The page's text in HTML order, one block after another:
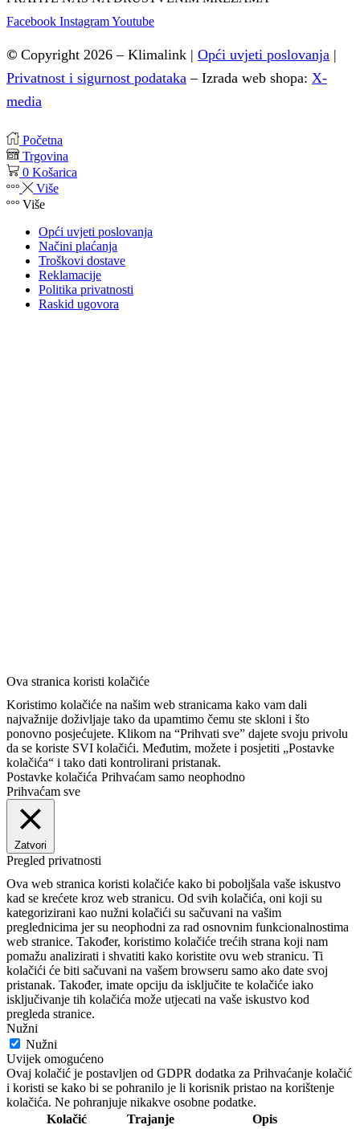
Facebook InstagramYoutube
© Copyright 2026 – Klimalink | Opći uvjeti poslovanja |
Privatnost i sigurnost podataka – Izrada web shopa: X-
media
Početna
Trgovina
0 Košarica
Više
Više
Opći uvjeti poslovanja
Načini plaćanja
Troškovi dostave
Reklamacije
Politika privatnosti
Raskid ugovora
Ova stranica koristi kolačiće
Koristimo kolačiće na našim web stranicama kako vam dali
najvažnije doživljaje tako da upamtimo čemu ste skloni i što
ponovno posjećujete. Klikom na “Prihvati sve” dajete svoju privolu
da se koriste SVI kolačići. Međutim, možete i posjetiti „Postavke
kolačića“ i tako dati kontrolirani pristanak.
Postavke kolačića Prihvaćam samo neophodno
Prihvaćam sve
Zatvori
Pregled privatnosti
Ova web stranica koristi kolačiće kako bi poboljšala vaše iskustvo
kad se krećete kroz web stranicu. Od svih kolačića, oni koji su
kategorizirani kao nužni kolačići su sačuvani na vašim
preglednicima jer su neophodni za rad osnovnim funkcionalnostima
web stranice. Također, koristimo kolačiće trećih strana koji nam
pomažu analizirati i shvatiti kako koristite ovu web stranicu. Ti
kolačići će biti sačuvani na vašem browseru samo ako date svoj
pristanak. Također, imate opciju da isključite te kolačiće iako
isključivanje tih kolačića može utjecati na vaše iskustvo kod
pregleda stranice.
Nužni
Nužni
Uvijek omogućeno
Ovaj kolačić je postavljen od GDPR dodatka za Prihvaćanje kolačić
i koristi se kako bi se pohranilo je li korisnik pristao na korištenje
kolačića. Ne pohranjuje nikakve osobne podatke.
Kolačić
Trajanje Opis